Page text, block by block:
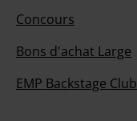
Concours
Bons d'achat Large
EMP Backstage Club